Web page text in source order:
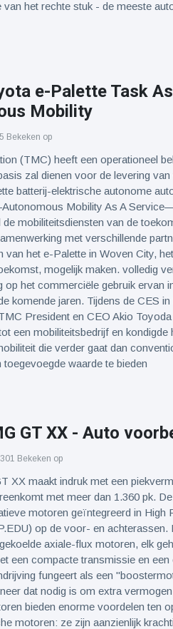
van het rechte stuk - de meeste
e-Palette Task
Mobility
Bekeken op
(TMC) heeft een operationeel
zal dienen voor de levering
batterij-elektrische autonome
Mobility As A
mobiliteitsdiensten van de
met verschillende
van het e-Palette in Woven City,
mogelijk maken. volledig
op het commerciële gebruik ervan
komende jaren. Tijdens de CES
President en CEO Akio
een mobiliteitsbedrijf en kondigde
die verder gaat dan
waarde te bieden
GT XX - Auto
301 Bekeken op
XX maakt indruk met een
met meer dan 1.360 pk.
motoren geïntegreerd in High
op de voor- en achterassen.
axiale-flux motoren, elk
een compacte transmissie en
fungeert als een
dat nodig is om extra
bieden enorme voordelen ten
motoren: ze zijn aanzienlijk